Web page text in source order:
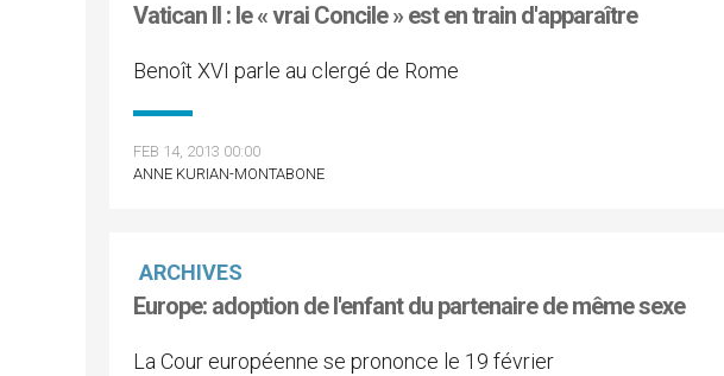
Vatican II : le « vrai Concile » est en train d'apparaître
Benoît XVI parle au clergé de Rome
FEB 14, 2013 00:00
ANNE KURIAN-MONTABONE
ARCHIVES
Europe: adoption de l'enfant du partenaire de même sexe
La Cour européenne se prononce le 19 février